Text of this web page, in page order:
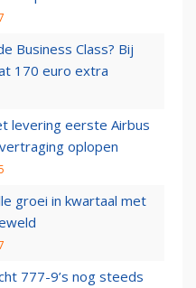
Business Class? Bij
170 euro extra
levering eerste Airbus
oplopen
groei in kwartaal met
777-9’s nog steeds